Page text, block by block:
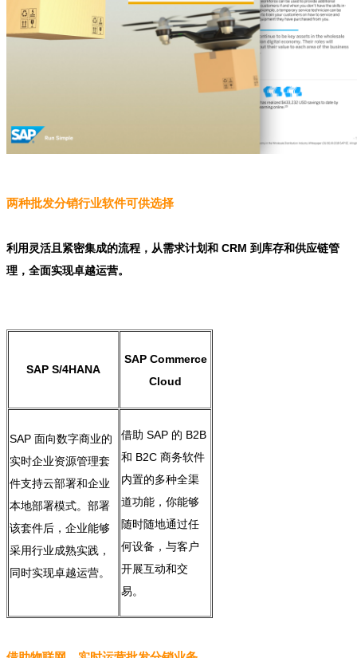
两种批发分销行业软件可供选择
利用灵活且紧密集成的流程，从需求计划和 CRM 到库存和供应链管
理，全面实现卓越运营。
SAP S/4HANA
SAP Commerce
Cloud
SAP 面向数字商业的
实时企业资源管理套
件支持云部署和企业
本地部署模式。部署
该套件后，企业能够
采用行业成熟实践，
同时实现卓越运营。
借助 SAP 的 B2B
和 B2C 商务软件
内置的多种全渠
道功能，你能够
随时随地通过任
何设备，与客户
开展互动和交
易。